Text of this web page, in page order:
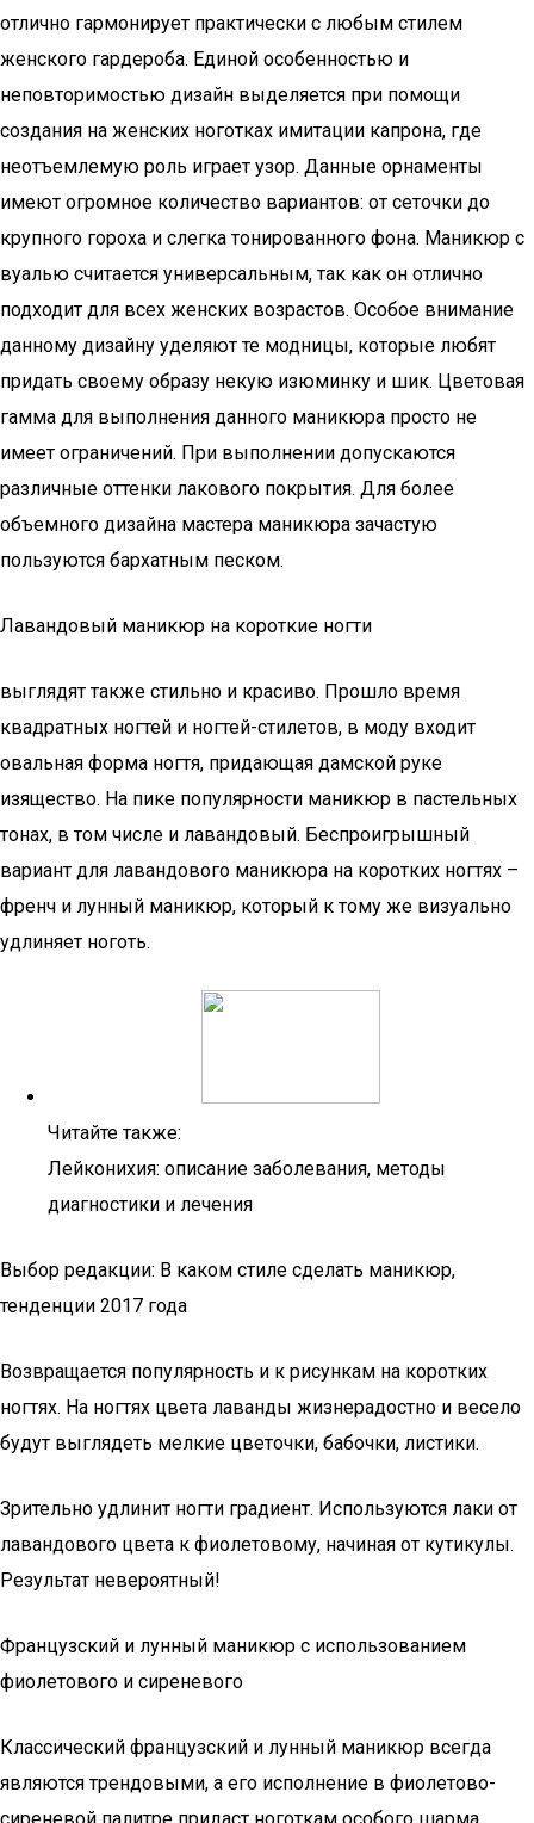
отлично гармонирует практически с любым стилем
женского гардероба. Единой особенностью и
неповторимостью дизайн выделяется при помощи
создания на женских ноготках имитации капрона, где
неотъемлемую роль играет узор. Данные орнаменты
имеют огромное количество вариантов: от сеточки до
крупного гороха и слегка тонированного фона. Маникюр с
вуалью считается универсальным, так как он отлично
подходит для всех женских возрастов. Особое внимание
данному дизайну уделяют те модницы, которые любят
придать своему образу некую изюминку и шик. Цветовая
гамма для выполнения данного маникюра просто не
имеет ограничений. При выполнении допускаются
различные оттенки лакового покрытия. Для более
объемного дизайна мастера маникюра зачастую
пользуются бархатным песком.
Лавандовый маникюр на короткие ногти
выглядят также стильно и красиво. Прошло время
квадратных ногтей и ногтей-стилетов, в моду входит
овальная форма ногтя, придающая дамской руке
изящество. На пике популярности маникюр в пастельных
тонах, в том числе и лавандовый. Беспроигрышный
вариант для лавандового маникюра на коротких ногтях –
френч и лунный маникюр, который к тому же визуально
удлиняет ноготь.
Читайте также:
Лейконихия: описание заболевания, методы
диагностики и лечения
Выбор редакции: В каком стиле сделать маникюр,
тенденции 2017 года
Возвращается популярность и к рисункам на коротких
ногтях. На ногтях цвета лаванды жизнерадостно и весело
будут выглядеть мелкие цветочки, бабочки, листики.
Зрительно удлинит ногти градиент. Используются лаки от
лавандового цвета к фиолетовому, начиная от кутикулы.
Результат невероятный!
Французский и лунный маникюр с использованием
фиолетового и сиреневого
Классический французский и лунный маникюр всегда
являются трендовыми, а его исполнение в фиолетово-